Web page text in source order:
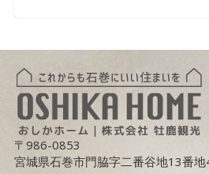
〒986-0853
宮城県石巻市門脇字二番谷地13番